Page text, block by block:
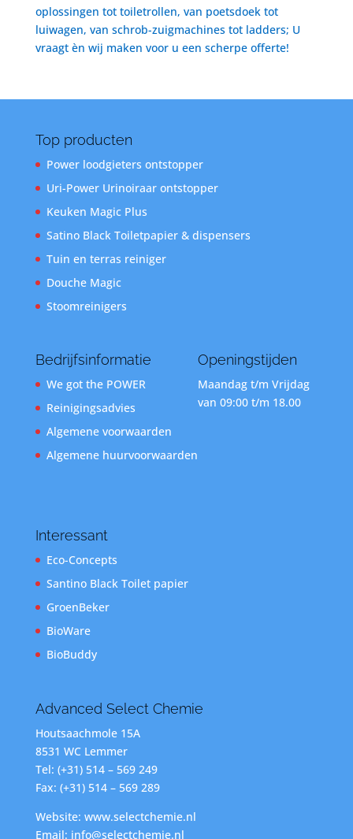
oplossingen tot toiletrollen, van poetsdoek tot
luiwagen, van schrob-zuigmachines tot ladders; U
vraagt èn wij maken voor u een scherpe offerte!
Top producten
Power loodgieters ontstopper
Uri-Power Urinoiraar ontstopper
Keuken Magic Plus
Satino Black Toiletpapier & dispensers
Tuin en terras reiniger
Douche Magic
Stoomreinigers
Bedrijfsinformatie
We got the POWER
Reinigingsadvies
Algemene voorwaarden
Algemene huurvoorwaarden
Openingstijden
Maandag t/m Vrijdag
van 09:00 t/m 18.00
Interessant
Eco-Concepts
Santino Black Toilet papier
GroenBeker
BioWare
BioBuddy
Advanced Select Chemie
Houtsaachmole 15A
8531 WC Lemmer
Tel: (+31) 514 – 569 249
Fax: (+31) 514 – 569 289
Website: www.selectchemie.nl
Email: info@selectchemie.nl